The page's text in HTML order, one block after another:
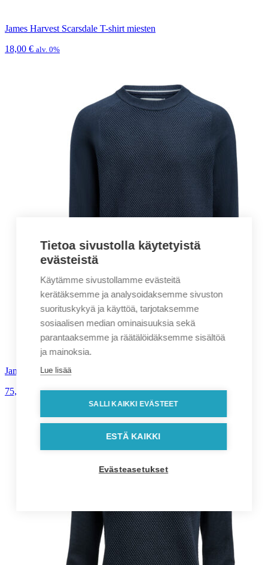
James Harvest Scarsdale T-shirt miesten
18,00 € alv. 0%
James Harvest Scarsdale Sweater miesten neule
75,00
alv. 0%
Tietoa sivustolla käytetyistä
evästeistä
Käytämme sivustollamme evästeitä
kerätäksemme ja analysoidaksemme sivuston
suorituskykyä ja käyttöä, tarjotaksemme
sosiaalisen median ominaisuuksia sekä
parantaaksemme ja räätälöidäksemme sisältöä
ja mainoksia.
Lue lisää
SALLI KAIKKI EVÄSTEET
ESTÄ KAIKKI
Evästeasetukset